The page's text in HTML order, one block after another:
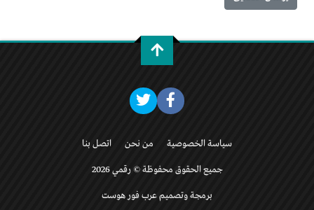
سياسة الخصوصية من نحن اتصل بنا
جميع الحقوق محفوظة © رقمي 2026
برمجة وتصميم عرب فور هوست